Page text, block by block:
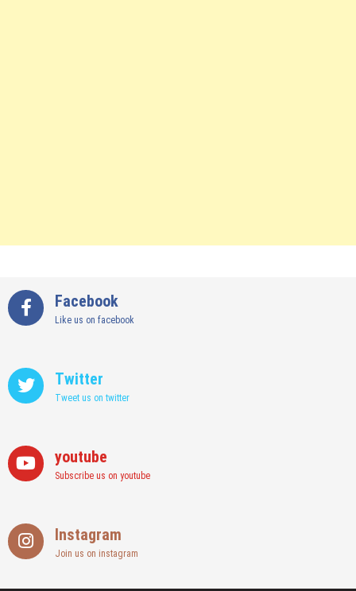
Facebook
Like us on facebook
Twitter
Tweet us on twitter
youtube
Subscribe us on youtube
Instagram
Join us on instagram